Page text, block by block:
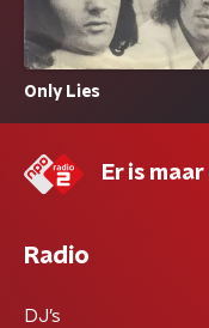
Only Lies
Er is maar
Radio
DJ’s